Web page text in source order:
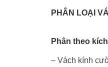
PHÂN LOẠI
Phân theo
– Vách kính